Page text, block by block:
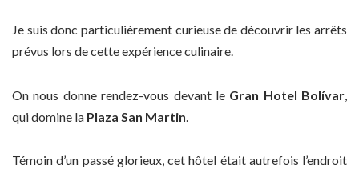
Je suis donc particulièrement curieuse de découvrir les arrêts
prévus lors de cette expérience culinaire.
On nous donne rendez-vous devant le Gran Hotel Bolívar,
qui domine la Plaza San Martin.
Témoin d’un passé glorieux, cet hôtel était autrefois l’endroit